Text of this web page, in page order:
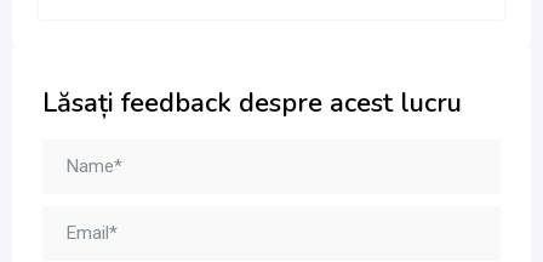
Lăsați feedback despre acest lucru